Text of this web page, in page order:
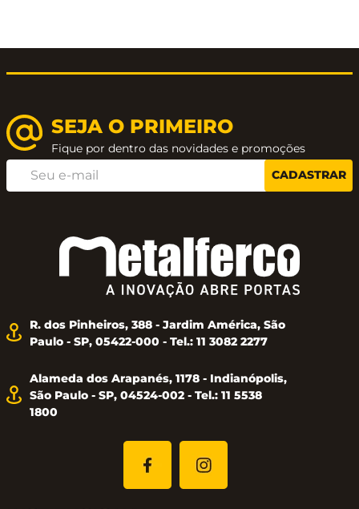
SEJA O PRIMEIRO
Fique por dentro das novidades e promoções
CADASTRAR
R. dos Pinheiros, 388 - Jardim América, São
Paulo - SP, 05422-000 - Tel.: 11 3082 2277
Alameda dos Arapanés, 1178 - Indianópolis,
São Paulo - SP, 04524-002 - Tel.: 11 5538
1800